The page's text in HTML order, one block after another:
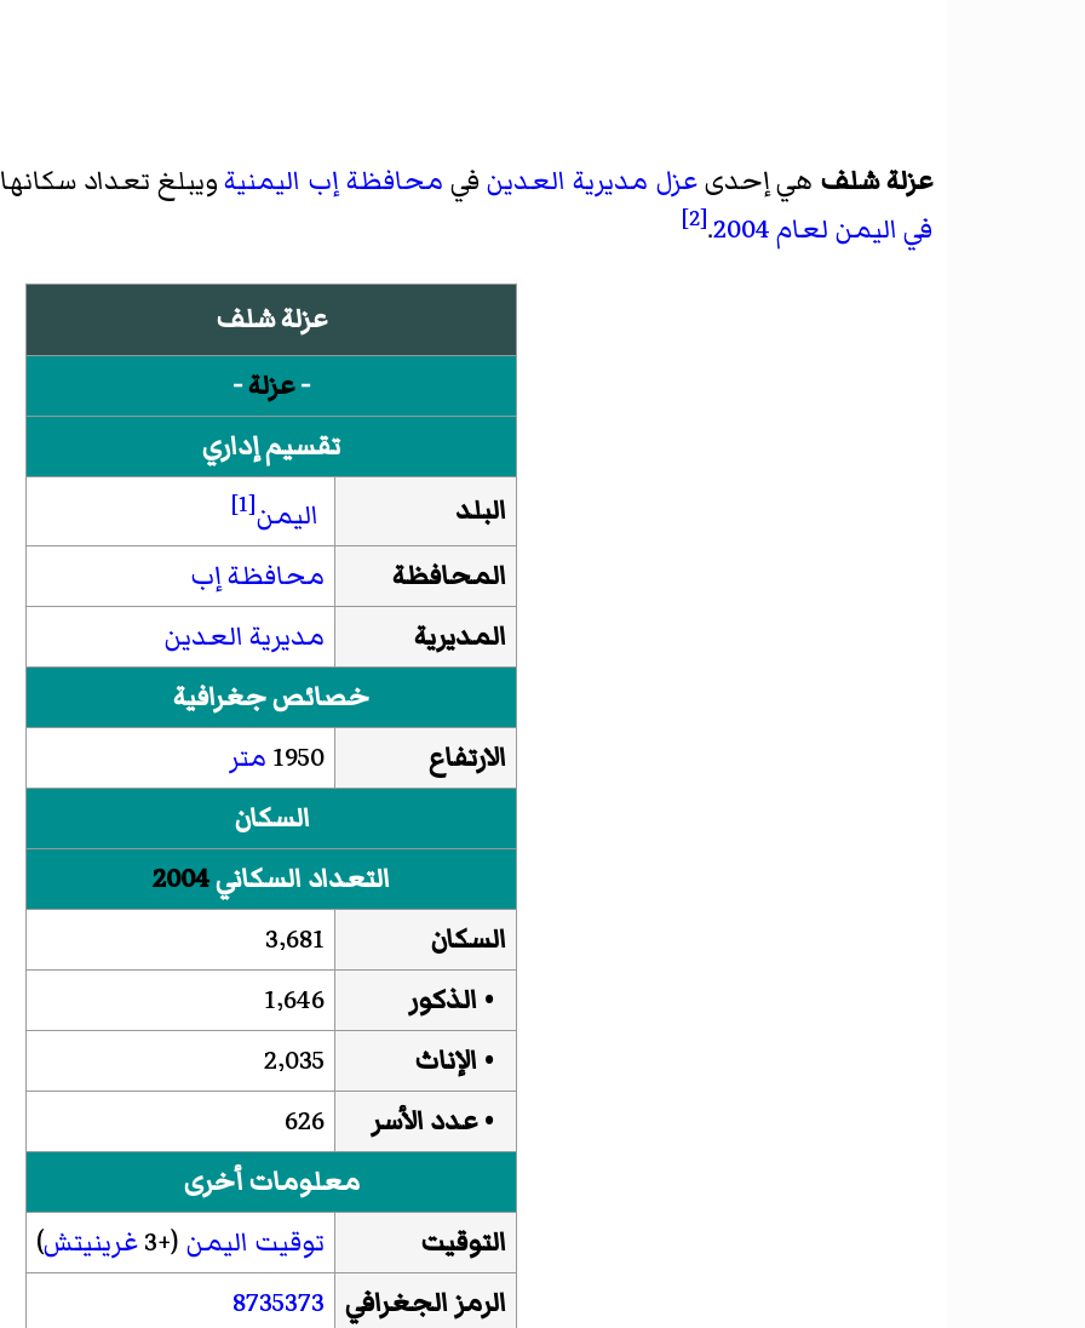
عزلة شلف هي إحدىعزل مديرية العدين في محافظة إب اليمنيةويبلغ تعداد سكانها 3681 نسمة حسب
في اليمن لعام 2004
.
[2]
عزلة شلف
-عزلة-
تقسيم إداري
البلد
اليمن[1]
المحافظة
محافظة إب
المديرية
مديرية العدين
خصائص جغرافية
الارتفاع
1950 متر
السكان
التعداد السكاني2004
السكان
3٬681
• الذكور
1٬646
• الإناث
2٬035
• عدد الأسر
626
معلومات أخرى
التوقيت
توقيت اليمن (+3 غرينيتش)
الرمز الجغرافي 8735373